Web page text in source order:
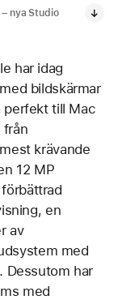
nya Studio
har idag
bildskärmar
perfekt till Mac
från
krävande
12 MP
en
av
med
Dessutom har
med